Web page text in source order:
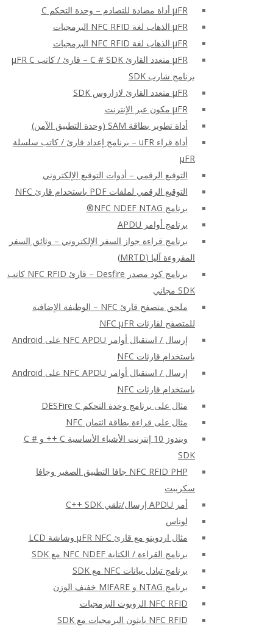
μFR أداة مضادة للتصادم – وحدة التحكم C
μFR الذهاب لغة NFC RFID البرمجيات
μFR الذهاب لغة NFC RFID البرمجيات
μFR متعدد القارئ C # SDK – قارئ / كاتب μFR C
برنامج شارب SDK
μFR متعدد القارئ لازاروس SDK
μFR مكون عبر الإنترنت
أداة تطوير بطاقة SAM (وحدة التطبيق الآمن)
أداة قراء uFR – برنامج إعداد قارئ / كاتب سلسلة
μFR
التوقيع الرقمي – أدوات التوقيع الإلكتروني
التوقيع الرقمي لملفات PDF باستخدام قارئ NFC
برنامج NFC NDEF NTAG®
برنامج أوامر APDU
برنامج قراءة جواز السفر الإلكتروني – وثائق السفر
المقروءة آليا (MRTD)
برنامج كود مصدر Desfire – قارئ NFC RFID كاتب
SDK مجاني
ملحق متصفح قارئ NFC – الوظيفة الإضافية
للمتصفح لقارئات NFC μFR
إرسال / استقبال أوامر NFC APDU على Android
باستخدام قارئات NFC
إرسال / استقبال أوامر NFC APDU على Android
باستخدام قارئات NFC
مثال على برنامج وحدة التحكم DESFire C
مثال على قراءة بطاقة ائتمان NFC
ويندوز 10 إنترنت الأشياء الأساسية C ++ و C #
SDK
NFC RFID PHP جافا التطبيق الصغير وجافا
سكريبت
أمر APDU إرسال/تلقي C++ SDK
لوناس
مثال اردوينو مع قارئ μFR NFC وشاشة LCD
برنامج القراءة / الكتابة NFC NDEF مع SDK
برنامج تبادل بيانات NFC مع SDK
برنامج NTAG و MIFARE خفيف الوزن
NFC RFID الروبوت البرمجيات
NFC RFID بايثون البرمجيات مع SDK